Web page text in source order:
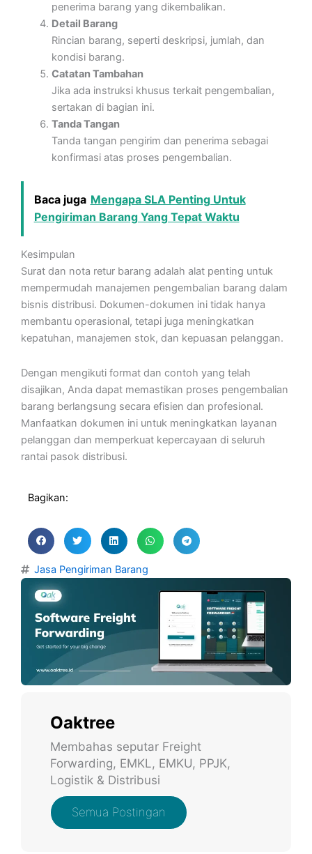
penerima barang yang dikembalikan.
Detail Barang
Rincian barang, seperti deskripsi, jumlah, dan
kondisi barang.
Catatan Tambahan
Jika ada instruksi khusus terkait pengembalian,
sertakan di bagian ini.
Tanda Tangan
Tanda tangan pengirim dan penerima sebagai
konfirmasi atas proses pengembalian.
Baca juga Mengapa SLA Penting Untuk
Pengiriman Barang Yang Tepat Waktu
Kesimpulan
Surat dan nota retur barang adalah alat penting untuk
mempermudah manajemen pengembalian barang dalam
bisnis distribusi. Dokumen-dokumen ini tidak hanya
membantu operasional, tetapi juga meningkatkan
kepatuhan, manajemen stok, dan kepuasan pelanggan.
Dengan mengikuti format dan contoh yang telah
disajikan, Anda dapat memastikan proses pengembalian
barang berlangsung secara efisien dan profesional.
Manfaatkan dokumen ini untuk meningkatkan layanan
pelanggan dan memperkuat kepercayaan di seluruh
rantai pasok distribusi.
Bagikan:
Jasa Pengiriman Barang
Oaktree
Membahas seputar Freight
Forwarding, EMKL, EMKU, PPJK,
Logistik & Distribusi
Semua Postingan